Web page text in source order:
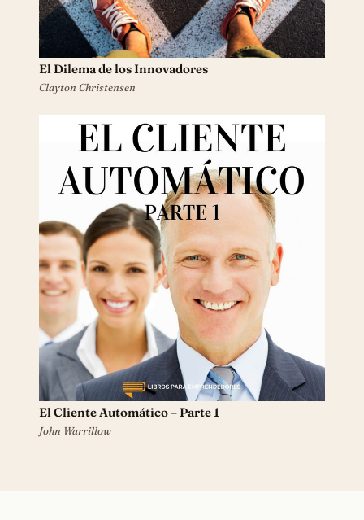
El Dilema de los Innovadores
Clayton Christensen
El Cliente Automático – Parte 1
John Warrillow